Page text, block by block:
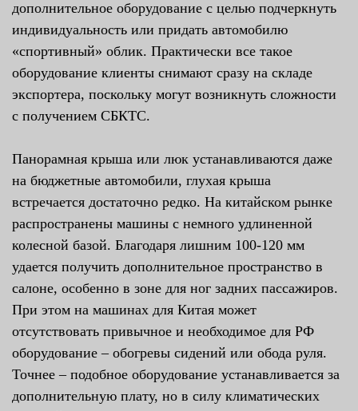
дополнительное оборудование с целью подчеркнуть
индивидуальность или придать автомобилю
«спортивный» облик. Практически все такое
оборудование клиенты снимают сразу на складе
экспортера, поскольку могут возникнуть сложности
с получением СБКТС.
Панорамная крыша или люк устанавливаются даже
на бюджетные автомобили, глухая крыша
встречается достаточно редко. На китайском рынке
распространены машины с немного удлиненной
колесной базой. Благодаря лишним 100-120 мм
удается получить дополнительное пространство в
салоне, особенно в зоне для ног задних пассажиров.
При этом на машинах для Китая может
отсутствовать привычное и необходимое для РФ
оборудование – обогревы сидений или обода руля.
Точнее – подобное оборудование устанавливается за
дополнительную плату, но в силу климатических